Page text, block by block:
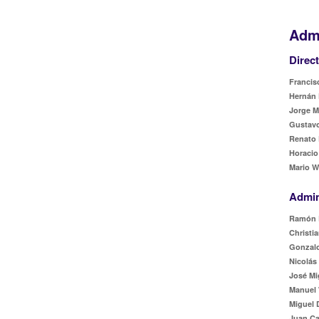
Hernán
Jorge
Renato
Mario
Ramón
Nicolás
José
Manuel
Miguel